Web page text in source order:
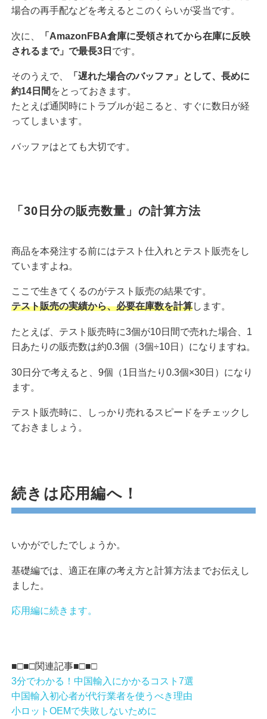
場合の再手配などを考えるとこのくらいが妥当です。
次に、
「AmazonFBA倉庫に受領されてから在庫に反映
されるまで」で最長3日 です。
そのうえで、
「遅れた場合のバッファ」として、長めに
約14日間 をとっておきます。
たとえば通関時にトラブルが起こると、すぐに数日が経
ってしまいます。
バッファはとても大切です。
「30日分の販売数量」の計算方法
商品を本発注する前にはテスト仕入れとテスト販売をし
ていますよね。
ここで生きてくるのがテスト販売の結果です。
テスト販売の実績から、必要在庫数を計算します。
たとえば、テスト販売時に3個が10日間で売れた場合、1
日あたりの販売数は約0.3個（3個÷10日）になりますね。
30日分で考えると、9個（1日当たり0.3個×30日）になり
ます。
テスト販売時に、しっかり売れるスピードをチェックし
ておきましょう。
続きは応用編へ！
いかがでしたでしょうか。
基礎編では、適正在庫の考え方と計算方法までお伝えし
ました。
応用編に続きます。
■□■□関連記事■□■□
3分でわかる！中国輸入にかかるコスト7選
中国輸入初心者が代行業者を使うべき理由
小ロットOEMで失敗しないために